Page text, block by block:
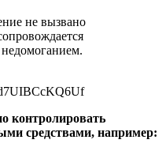
не вызвано
контролировать
средствами, например: